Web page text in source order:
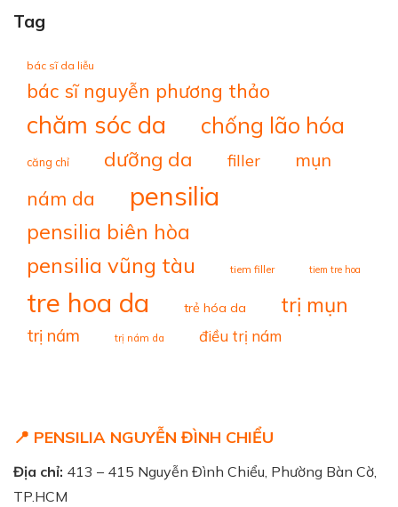
Tag
bác sĩ da liễu
bác sĩ nguyễn phương thảo
chăm sóc da chống lão hóa
căng chỉ dưỡng da filler mụn
nám da pensilia
pensilia biên hòa
pensilia vũng tàu tiem filler tiem tre hoa
tre hoa da trẻ hóa da trị mụn
trị nám trị nám da điều trị nám
📍 PENSILIA NGUYỄN ĐÌNH CHIỂU
Địa chỉ: 413 – 415 Nguyễn Đình Chiểu, Phường Bàn Cờ,
TP.HCM